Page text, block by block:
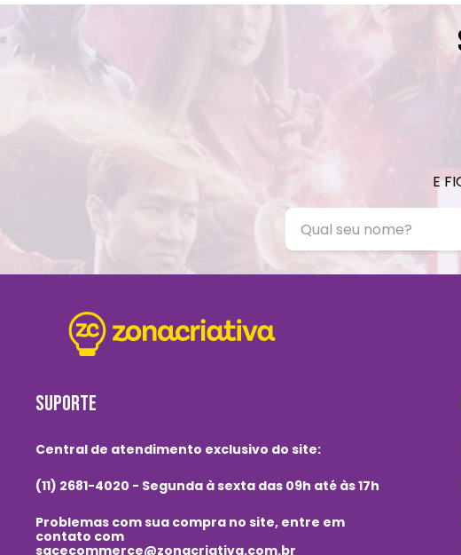
E
SUPORTE
Central de atendimento exclusivo do site:
(11) 2681-4020 - Segunda à sexta das 09h até às 17h
Problemas com sua compra no site, entre em
contato com
sacecommerce@zonacriativa.com.br